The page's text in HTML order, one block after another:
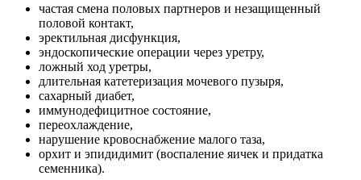
частая смена половых партнеров и незащищенный
половой контакт,
эректильная дисфункция,
эндоскопические операции через уретру,
ложный ход уретры,
длительная катетеризация мочевого пузыря,
сахарный диабет,
иммунодефицитное состояние,
переохлаждение,
нарушение кровоснабжение малого таза,
орхит и эпидидимит (воспаление яичек и придатка
семенника).